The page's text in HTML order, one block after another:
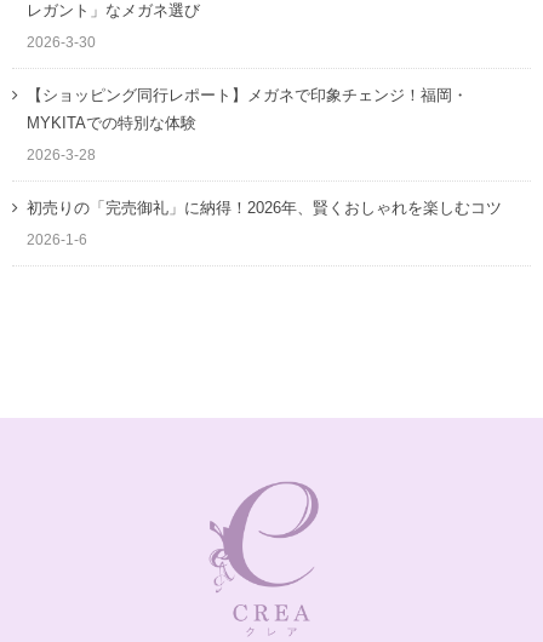
レガント」なメガネ選び
2026-3-30
【ショッピング同行レポート】メガネで印象チェンジ！福岡・
MYKITAでの特別な体験
2026-3-28
初売りの「完売御礼」に納得！2026年、賢くおしゃれを楽しむコツ
2026-1-6